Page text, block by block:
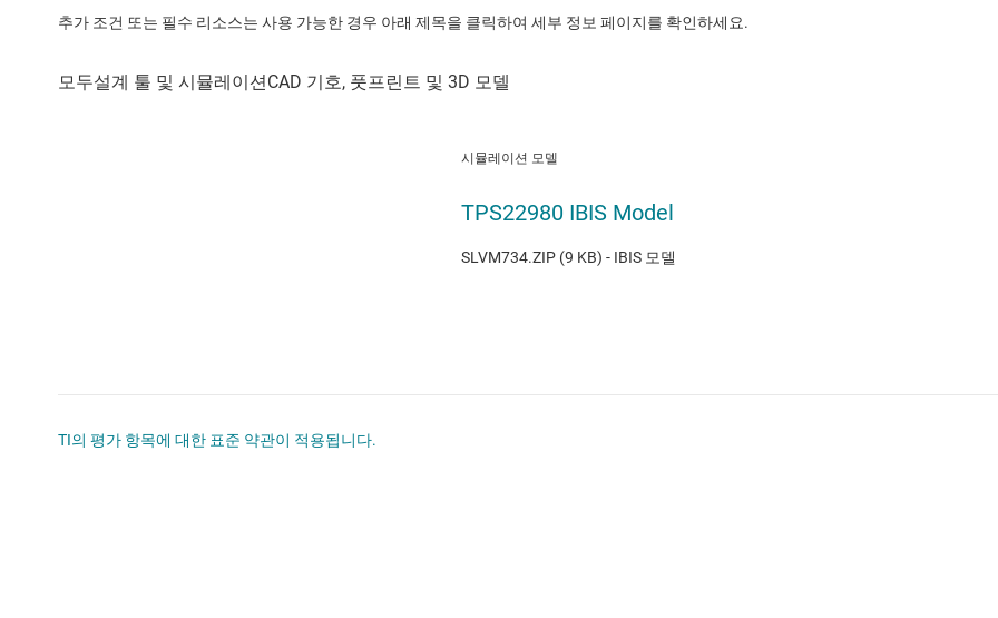
추가 조건 또는 필수 리소스는 사용 가능한 경우 아래 제목을 클릭하여 세부 정보 페이지를 확인하세요.
시뮬레이션 모델
TPS22980 IBIS Model
SLVM734.ZIP (9 KB) - IBIS 모델
TI의 평가 항목에 대한 표준 약관이 적용됩니다.